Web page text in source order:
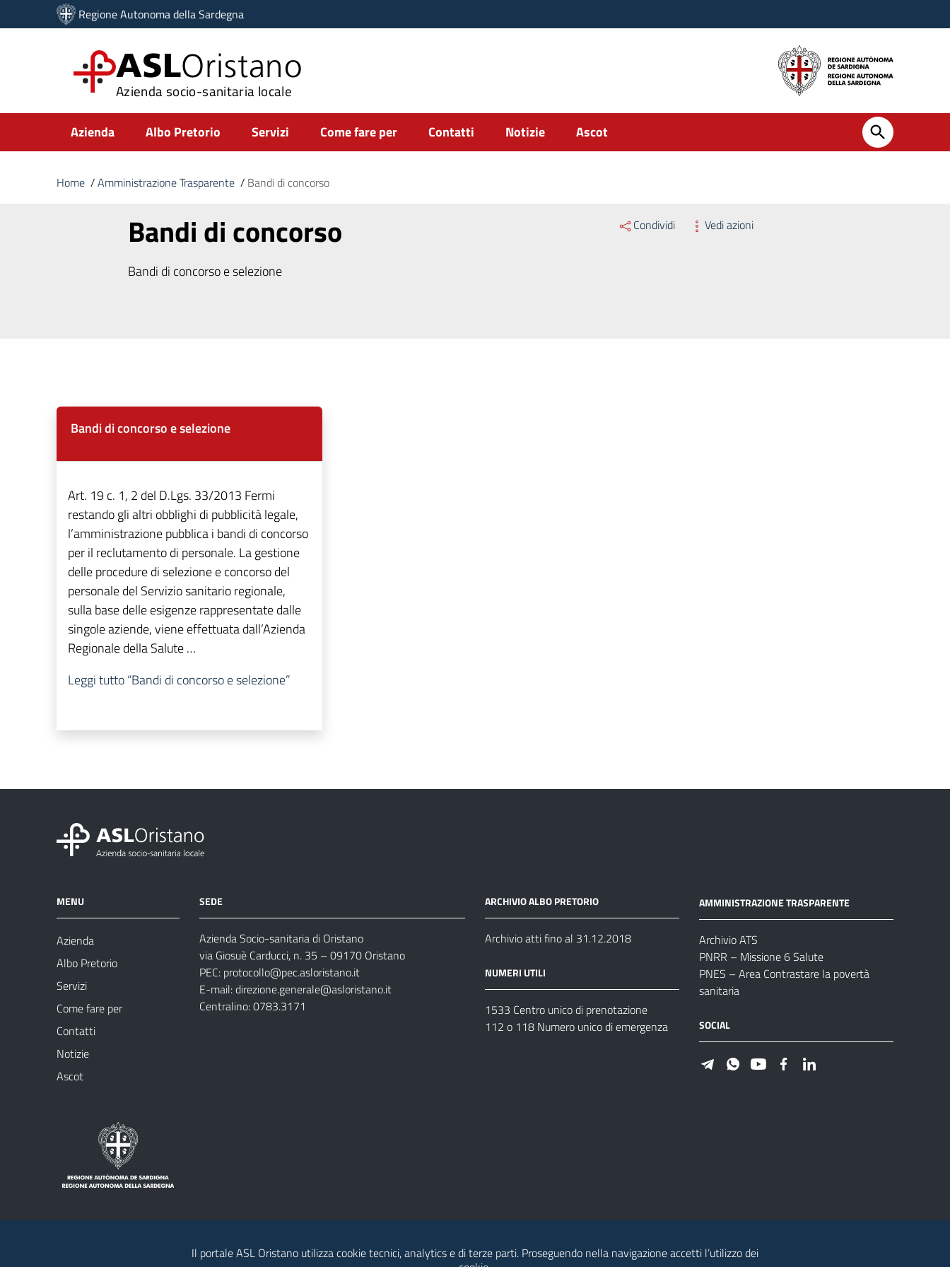
Vai ai contenuti
Vai al menu di navigazione
Regione Autonoma della Sardegna
ASLOristano
Azienda socio-sanitaria locale
Submenu
Azienda Albo Pretorio Servizi Come fare per Contatti Notizie Ascot
Home /Amministrazione Trasparente / Bandi di concorso
Bandi di concorso
Bandi di concorso e selezione
Condividi Vedi azioni
Bandi di concorso e selezione
Art. 19 c. 1, 2 del D.Lgs. 33/2013 Fermi
restando gli altri obblighi di pubblicità legale,
l’amministrazione pubblica i bandi di concorso
per il reclutamento di personale. La gestione
delle procedure di selezione e concorso del
personale del Servizio sanitario regionale,
sulla base delle esigenze rappresentate dalle
singole aziende, viene effettuata dall’Azienda
Regionale della Salute …
Leggi tutto“Bandi di concorso e selezione”
MENU
Azienda
Albo Pretorio
Servizi
Come fare per
Contatti
Notizie
Ascot
SEDE
Azienda Socio-sanitaria di Oristano
via Giosuè Carducci, n. 35 – 09170 Oristano
PEC: protocollo@pec.asloristano.it
E-mail:direzione.generale@asloristano.it
Centralino: 0783.3171
ARCHIVIO ALBO PRETORIO
Archivio atti fino al 31.12.2018
NUMERI UTILI
1533 Centro unico di prenotazione
112 o 118 Numero unico di emergenza
AMMINISTRAZIONE TRASPARENTE
Archivio ATS
PNRR – Missione 6 Salute
PNES – Area Contrastare la povertà
sanitaria
SOCIAL
Privacy policy Contatti Dichiarazione di Accessibilità
Il portale ASL Oristano utilizza cookie tecnici, analytics e di terze parti. Proseguendo nella navigazione accetti l’utilizzo dei